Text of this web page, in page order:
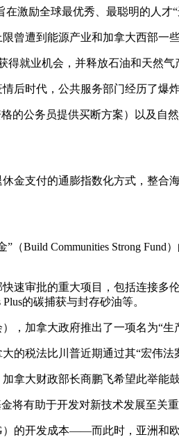
激励全球最优秀、最聪明的人才
曾遭到能源产业和加拿大西部一
就业机会，并释放石油和天然气
后时代，公共服务部门经历了爆炸
的公务员提供买断方案）以及自
金支付的通膨指数化方式，整
Build Communities Strong
速审批的重大项目，包括连接
的碳捕获与封存砂油等。
，加拿大政府推出了一项名为“
税法比川普近期通过其“宏伟法
拿大财政部长商鹏飞希望此举能
将有助于开发对新技术发展至关重
的开发成本——而此时，亚洲和